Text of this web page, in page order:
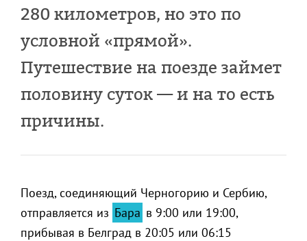
280 километров, но это по
условной «прямой».
Путешествие на поезде займет
половину суток — и на то есть
причины.
Поезд, соединяющий Черногорию и Сербию,
отправляется из Бара в 9:00 или 19:00,
прибывая в Белград в 20:05 или 06:15